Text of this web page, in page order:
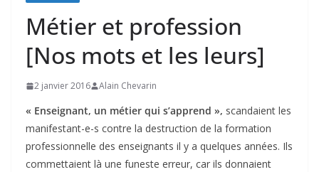
Métier et profession
[Nos mots et les leurs]
2 janvier 2016 Alain Chevarin
« Enseignant, un métier qui s’apprend », scandaient les
manifestant-e-s contre la destruction de la formation
professionnelle des enseignants il y a quelques années. Ils
commettaient là une funeste erreur, car ils donnaient